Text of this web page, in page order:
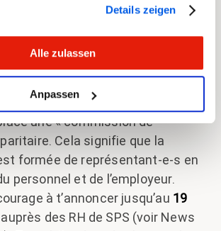
Details zeigen
Alle zulassen
Anpassen
important que ta voix et celle
représentés de manière
cette caisse de pension.
chaque entreprise affiliée (comme
une « commission de
Cela signifie que la
formée de représentant-e-s en
personnel et de l’employeur.
à t’annoncer jusqu’au 19
auprès des RH de SPS (voir News